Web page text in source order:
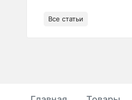
Все статьи